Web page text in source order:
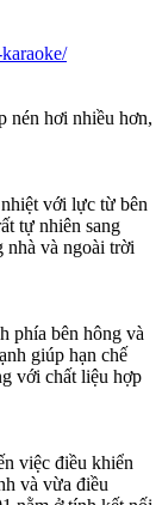
nén hơi nhiều hơn,
với lực từ bên
tự nhiên sang
nhà và ngoài trời
phía bên hông và
giúp hạn chế
với chất liệu hợp
việc điều khiển
và vừa điều